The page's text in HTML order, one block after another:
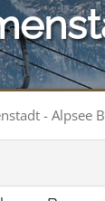
- Alpsee